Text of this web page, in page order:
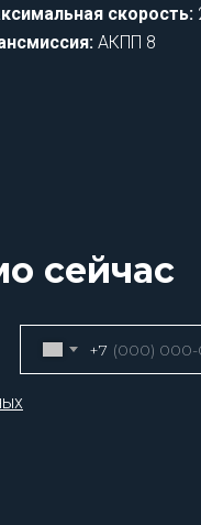
скорость:
АКПП 8
сейчас
+7